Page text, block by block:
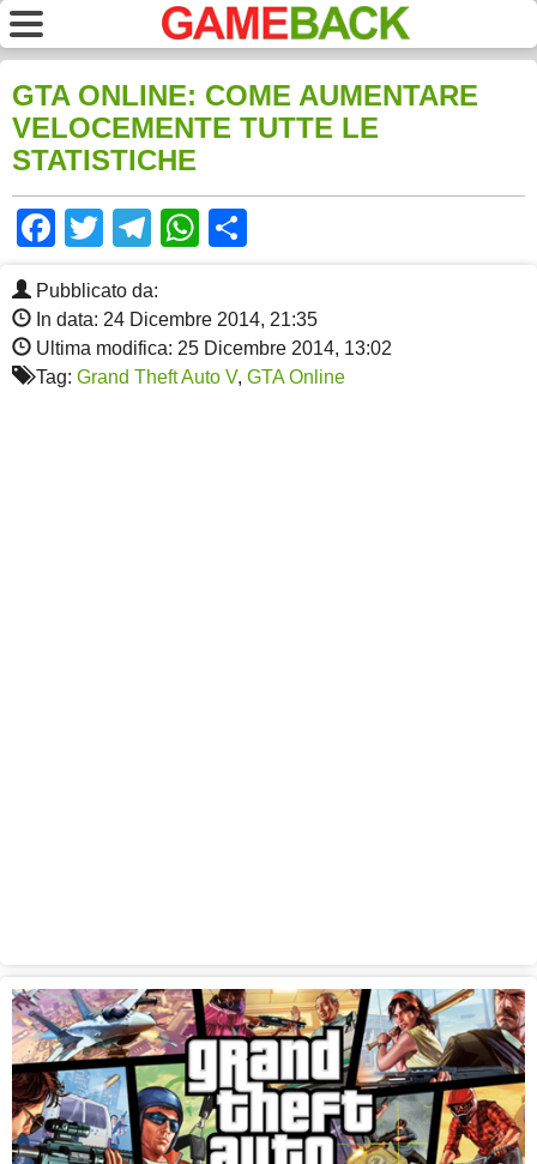
GTA ONLINE: COME AUMENTARE
VELOCEMENTE TUTTE LE
STATISTICHE
Facebook
TwitterTelegram
WhatsApp
Pubblicato da:
In data: 24 Dicembre 2014, 21:35
Ultima modifica: 25 Dicembre 2014, 13:02
Tag: Grand Theft Auto V, GTA Online